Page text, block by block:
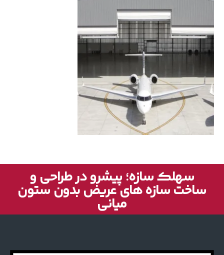
سهلک سازه؛ پیشرو در طراحی و
ساخت سازه های عریض بدون ستون
میانی